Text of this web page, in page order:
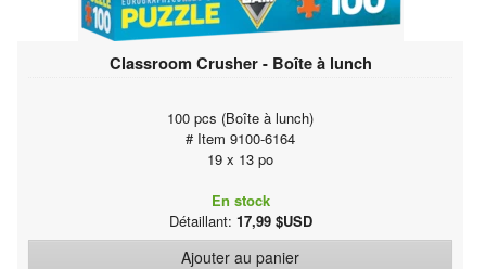
Classroom Crusher - Boîte à lunch
100 pcs (Boîte à lunch)
# Item 9100-6164
19 x 13 po
En stock
Détaillant: 17,99 $USD
Ajouter au panier